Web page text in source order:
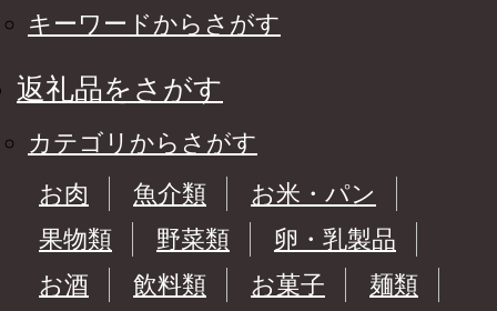
キーワードからさがす
返礼品をさがす
カテゴリからさがす
お肉
魚介類
お米・パン
果物類
野菜類
卵・乳製品
お酒
飲料類 お菓子
麺類